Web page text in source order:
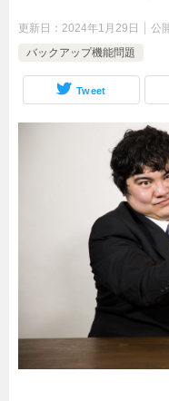
更新日： 2024年1月29日 公
バックアップ機能問題
Tweet